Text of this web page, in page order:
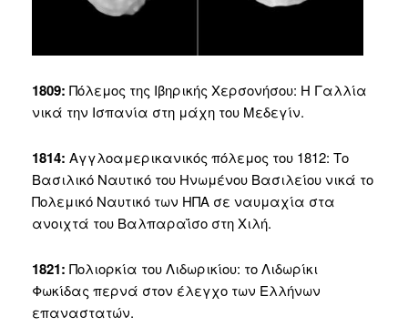
1809: Πόλεμος της Ιβηρικής Χερσονήσου: Η Γαλλία
νικά την Ισπανία στη μάχη του Μεδεγίν.
1814: Αγγλοαμερικανικός πόλεμος του 1812: Το
Βασιλικό Ναυτικό του Ηνωμένου Βασιλείου νικά το
Πολεμικό Ναυτικό των ΗΠΑ σε ναυμαχία στα
ανοιχτά του Βαλπαραΐσο στη Χιλή.
1821: Πολιορκία του Λιδωρικίου: το Λιδωρίκι
Φωκίδας περνά στον έλεγχο των Ελλήνων
επαναστατών.